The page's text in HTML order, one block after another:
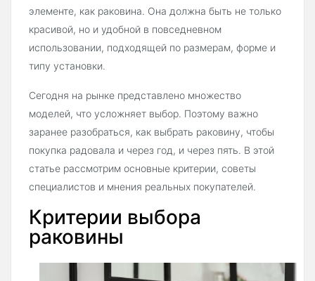
элементе, как раковина. Она должна быть не только
красивой, но и удобной в повседневном
использовании, подходящей по размерам, форме и
типу установки.
Сегодня на рынке представлено множество
моделей, что усложняет выбор. Поэтому важно
заранее разобраться, как выбрать раковину, чтобы
покупка радовала и через год, и через пять. В этой
статье рассмотрим основные критерии, советы
специалистов и мнения реальных покупателей.
Критерии выбора
раковины